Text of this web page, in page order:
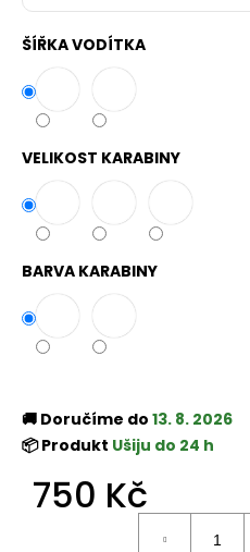
ŠÍŘKA VODÍTKA
VELIKOST KARABINY
BARVA KARABINY
🚚 Doručíme do 13. 8. 2026
📦 Produkt Ušiju do 24 h
750 Kč